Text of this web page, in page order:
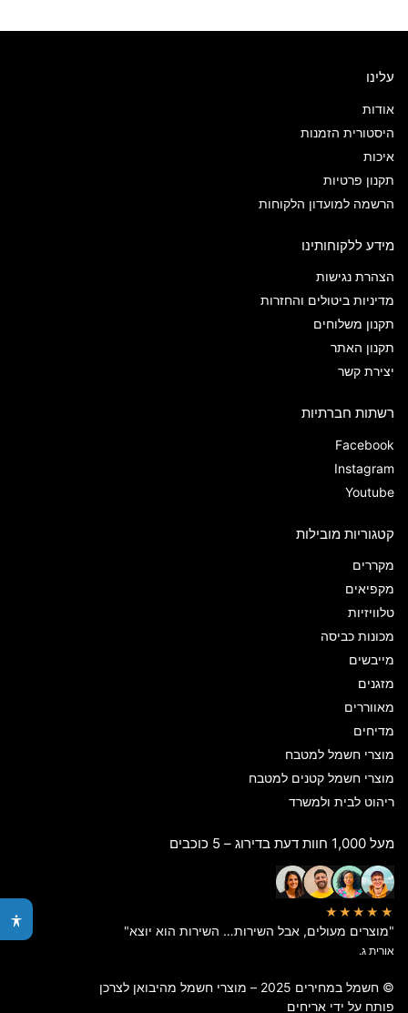
עלינו
אודות
היסטורית הזמנות
איכות
תקנון פרטיות
הרשמה למועדון הלקוחות
מידע ללקוחותינו
הצהרת נגישות
מדיניות ביטולים והחזרות
תקנון משלוחים
תקנון האתר
יצירת קשר
רשתות חברתיות
Facebook
Instagram
Youtube
קטגוריות מובילות
מקררים
מקפיאים
טלוויזיות
מכונות כביסה
מייבשים
מזגנים
מאווררים
מדיחים
מוצרי חשמל למטבח
מוצרי חשמל קטנים למטבח
ריהוט לבית ולמשרד
מעל 1,000 חוות דעת בדירוג – 5 כוכבים
★★★★★
"מוצרים מעולים, אבל השירות… השירות הוא יוצא"
אורית ג.
© חשמל במחירים 2025 – מוצרי חשמל מהיבואן לצרכן
פותח על ידי אריחים